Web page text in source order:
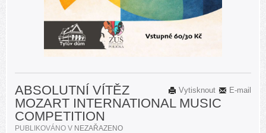
E-mail
Vytisknout
ABSOLUTNÍ VÍTĚZ
MOZART INTERNATIONAL MUSIC
COMPETITION
PUBLIKOVÁNO V NEZAŘAZENO